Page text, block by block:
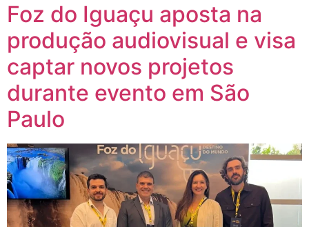
Foz do Iguaçu aposta na
produção audiovisual e visa
captar novos projetos
durante evento em São
Paulo